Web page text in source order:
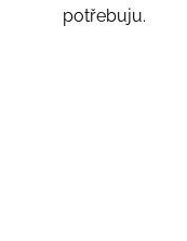
potřebuju.